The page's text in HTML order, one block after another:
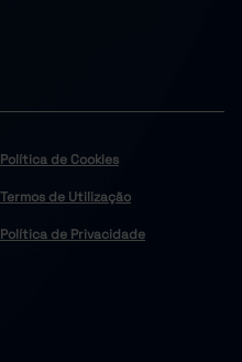
Política de Cookies
Termos de Utilização
Política de Privacidade